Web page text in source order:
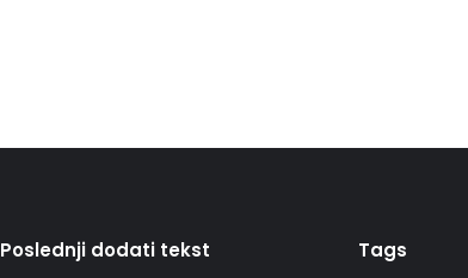
Poslednji dodati tekst Tags